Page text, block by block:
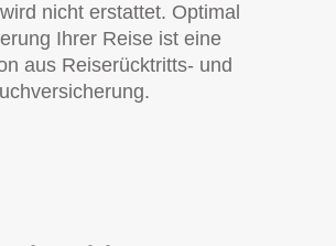
nicht erstattet. Optimal
Ihrer Reise ist eine
aus Reiserücktritts- und